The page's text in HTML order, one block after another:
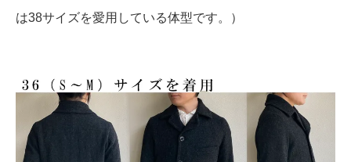
は38サイズを愛用している体型です。）